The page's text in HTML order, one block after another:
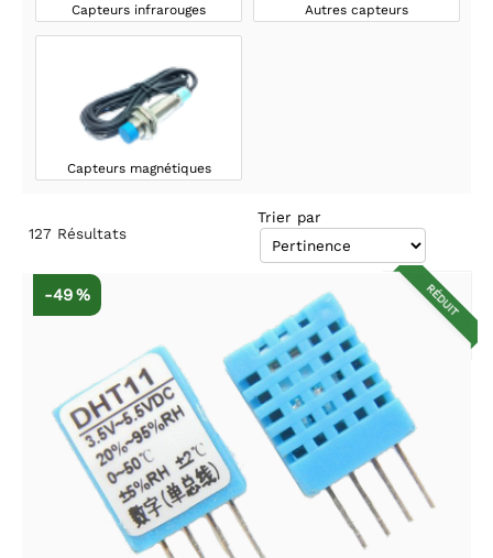
Capteurs infrarouges Autres capteurs
Capteurs magnétiques
127 Résultats
Trier par
RÉDUIT
-49 %